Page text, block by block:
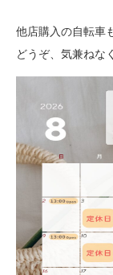
他店購入の自転車
どうぞ、気兼ねな